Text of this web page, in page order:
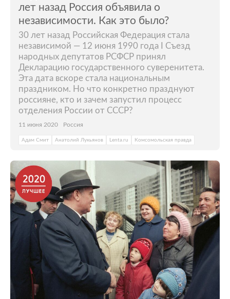
лет назад Россия объявила о
независимости. Как это было?
30 лет назад Российская Федерация стала
независимой — 12 июня 1990 года I Съезд
народных депутатов РСФСР принял
Декларацию государственного суверенитета.
Эта дата вскоре стала национальным
праздником. Но что конкретно празднуют
россияне, кто и зачем запустил процесс
отделения России от СССР?
11 июня 2020 Россия
Адам Смит Анатолий Лукьянов Lenta.ru Комсомольская правда